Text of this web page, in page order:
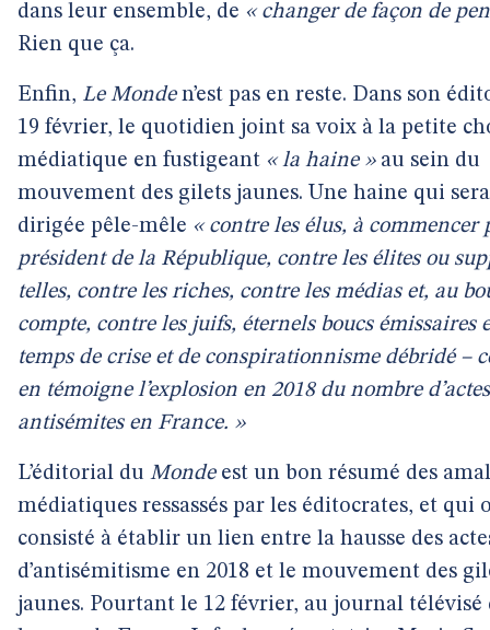
dans leur ensemble, de « changer de façon de
Rien que ça.
Enfin, Le Monden’est pas en reste. Dans son
19 février, le quotidien joint sa voix à la petite
médiatique en fustigeant « la haine »au sein du
mouvement des gilets jaunes. Une haine qui
dirigée pêle-mêle « contre les élus, à commencer
président de la République, contre les élites ou
telles, contre les riches, contre les médias et, au
compte, contre les juifs, éternels boucs émissaires
temps de crise et de conspirationnisme débridé –
en témoigne l’explosion en 2018 du nombre d’actes
antisémites en France. »
L’éditorial du Mondeest un bon résumé des
médiatiques ressassés par les éditocrates, et qui
consisté à établir un lien entre la hausse des
d’antisémitisme en 2018 et le mouvement des
jaunes. Pourtant le 12 février, au journal télévisé